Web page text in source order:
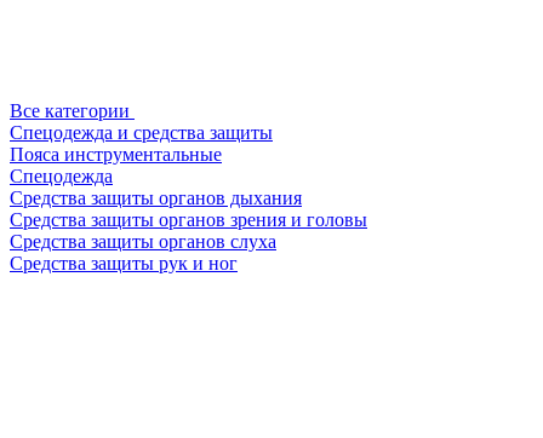
Все категории
Спецодежда и средства защиты
Пояса инструментальные
Спецодежда
Средства защиты органов дыхания
Средства защиты органов зрения и головы
Средства защиты органов слуха
Средства защиты рук и ног